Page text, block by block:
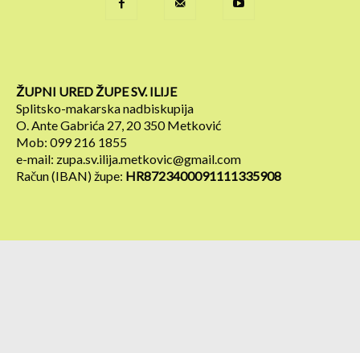
ŽUPNI URED ŽUPE SV. ILIJE
Splitsko-makarska nadbiskupija
O. Ante Gabrića 27, 20 350 Metković
Mob: 099 216 1855
e-mail: zupa.sv.ilija.metkovic@gmail.com
Račun (IBAN) župe: HR8723400091111335908